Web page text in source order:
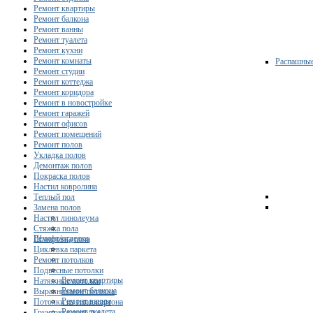
Ремонт/отделка
Ремонт квартиры
Ремонт балкона
Ремонт ванны
Ремонт квартиры
Ремонт балкона
Ремонт ванны
Ремонт туалета
Ремонт кухни
Ремонт комнаты
Ремонт студии
Ремонт коттеджа
Ремонт коридора
Ремонт в новостройке
Ремонт гаражей
Ремонт офисов
Ремонт помещений
Ремонт полов
Укладка полов
Демонтаж полов
Покраска полов
Настил ковролина
Теплый пол
Замена полов
Настил линолеума
Стяжка пола
Шлифовка пола
Циклевка паркета
Ремонт потолков
Подвесные потолки
Натяжные потолки
Выравнивание потолка
Потолки из гипсокартона